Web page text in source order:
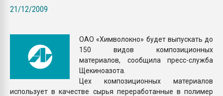
21/12/2009
ОАО «Химволокно» будет выпускать до
150 видов композиционных
материалов, сообщила пресс-служба
Щекиноазота.
Цех композиционных материалов
использует в качестве сырья переработанные в полимер